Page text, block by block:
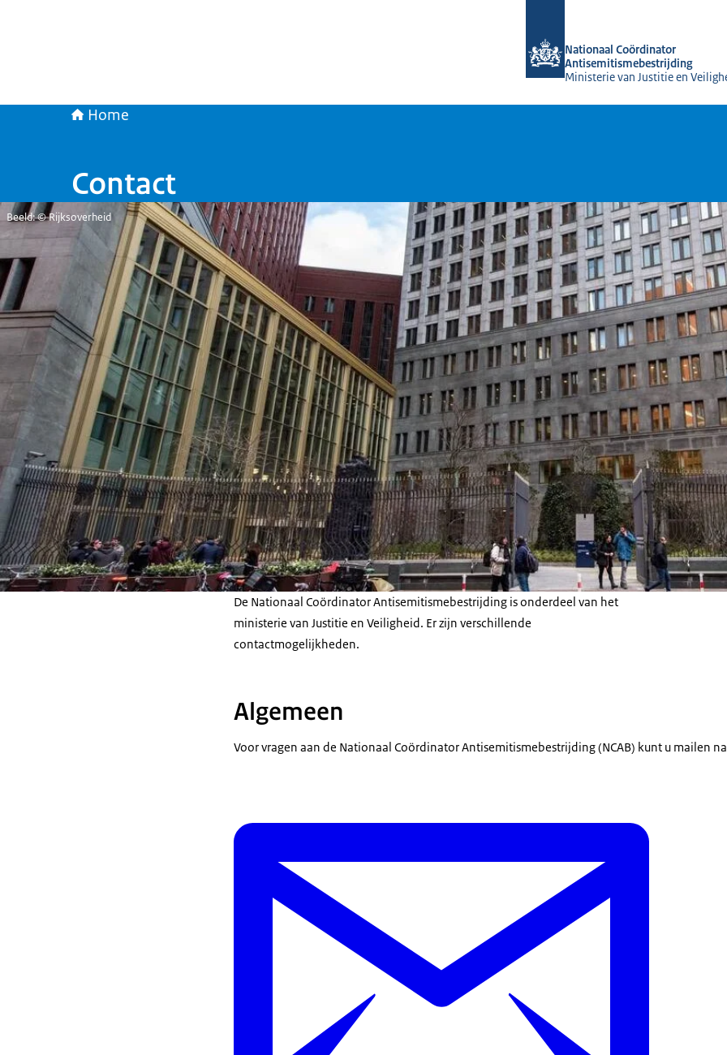
Nationaal Coördinator
Antisemitismebestrijding
Ministerie van Justitie en
Home
Contact
Beeld: © Rijksoverheid
De Nationaal Coördinator Antisemitismebestrijding is onderdeel van het
ministerie van Justitie en Veiligheid. Er zijn verschillende
contactmogelijkheden.
Algemeen
Voor vragen aan de Nationaal Coördinator Antisemitismebestrijding (NCAB) kunt u mailen